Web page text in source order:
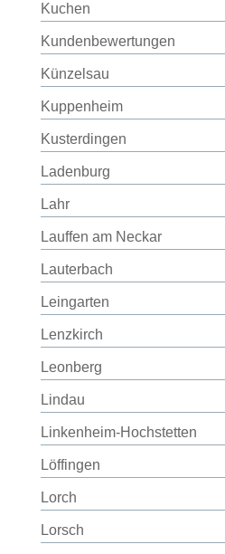
Kuchen
Kundenbewertungen
Künzelsau
Kuppenheim
Kusterdingen
Ladenburg
Lahr
Lauffen am Neckar
Lauterbach
Leingarten
Lenzkirch
Leonberg
Lindau
Linkenheim-Hochstetten
Löffingen
Lorch
Lorsch